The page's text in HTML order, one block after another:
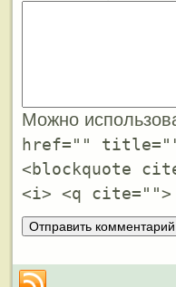
Можно
href=""
<blockquote
<i> <q cite="">